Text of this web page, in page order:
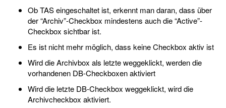
Ob TAS eingeschaltet ist, erkennt man daran, dass über
der “Archiv”-Checkbox mindestens auch die “Active”-
Checkbox sichtbar ist.
Es ist nicht mehr möglich, dass keine Checkbox aktiv ist
Wird die Archivbox als letzte weggeklickt, werden die
vorhandenen DB-Checkboxen aktiviert
Wird die letzte DB-Checkbox weggeklickt, wird die
Archivcheckbox aktiviert.